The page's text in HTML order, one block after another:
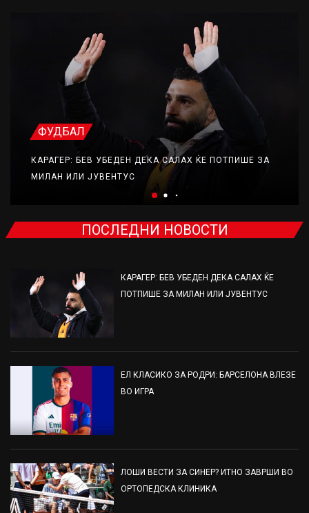
ФУДБАЛ
КАРАГЕР: БЕВ УБЕДЕН ДЕКА САЛАХ ЌЕ ПОТПИШЕ ЗА
МИЛАН ИЛИ ЈУВЕНТУС
ПОСЛЕДНИ НОВОСТИ
КАРАГЕР: БЕВ УБЕДЕН ДЕКА САЛАХ ЌЕ
ПОТПИШЕ ЗА МИЛАН ИЛИ ЈУВЕНТУС
ЕЛ КЛАСИКО ЗА РОДРИ: БАРСЕЛОНА ВЛЕЗЕ
ВО ИГРА
ЛОШИ ВЕСТИ ЗА СИНЕР? ИТНО ЗАВРШИ ВО
ОРТОПЕДСКА КЛИНИКА